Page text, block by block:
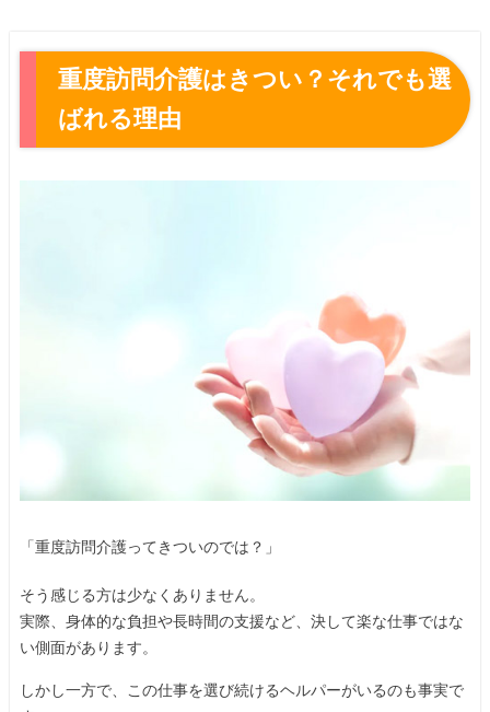
重度訪問介護はきつい？それでも選
ばれる理由
「重度訪問介護ってきついのでは？」
そう感じる方は少なくありません。
実際、身体的な負担や長時間の支援など、決して楽な仕事ではな
い側面があります。
しかし一方で、この仕事を選び続けるヘルパーがいるのも事実で